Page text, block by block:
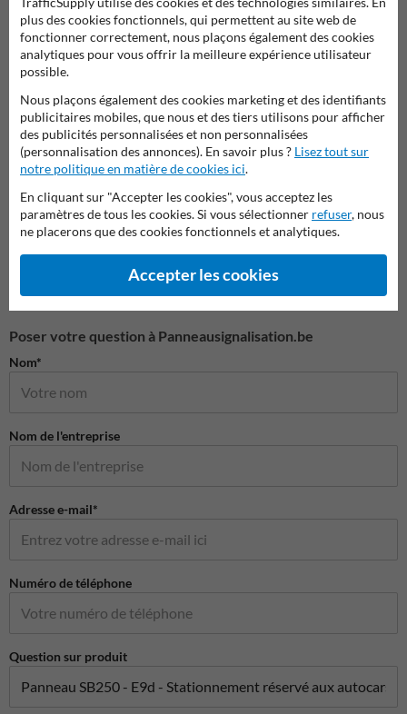
l’arrêt et au stationnement
Panneaux de signalisation SB250 officiels
Poser votre question à Panneausignalisation.be
Nom*
Nom de l'entreprise
Adresse e-mail*
Numéro de téléphone
Question sur produit
plus des cookies fonctionnels, qui permettent au site web de
fonctionner correctement, nous plaçons également des cookies
analytiques pour vous offrir la meilleure expérience utilisateur
possible.
Nous plaçons également des cookies marketing et des identifiants
publicitaires mobiles, que nous et des tiers utilisons pour afficher
des publicités personnalisées et non personnalisées
(personnalisation des annonces). En savoir plus ? Lisez tout sur
notre politique en matière de cookies ici.
En cliquant sur "Accepter les cookies", vous acceptez les
paramètres de tous les cookies. Si vous sélectionner refuser, nous
ne placerons que des cookies fonctionnels et analytiques.
Accepter les cookies